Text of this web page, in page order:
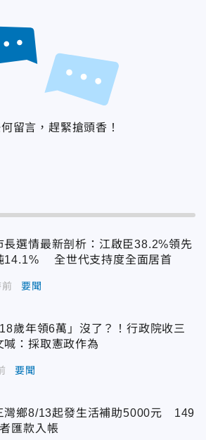
留言，趕緊搶頭香！
長選情最新剖析：江啟臣38.2%領先
14.1% 全世代支持度全面居首
要聞
18歲年領6萬」沒了？！行政院收三
喊：採取憲政作為
要聞
灣鄉8/13起發生活補助5000元 149
匯款入帳